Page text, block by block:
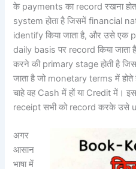
के payments का record रखना
system होता है जिसमें financial
identify किया जाता है, और उसे
daily basis पर record किया
करने की primary stage होती है
जाता है जो monetary terms में
चाहे वह Cash में हों या Credit में।
receipt सभी को record करके उसे
अगर
आसान
भाषा में